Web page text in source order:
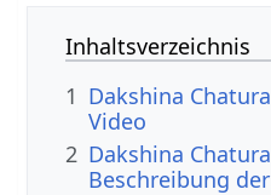
Inhaltsverzeichnis
1 Dakshina
Video
2 Dakshina
Beschreibung